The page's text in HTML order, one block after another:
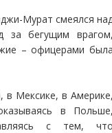
Мурат смеялся
за бегущим
– офицерами
в Мексике, в
в
с тем,